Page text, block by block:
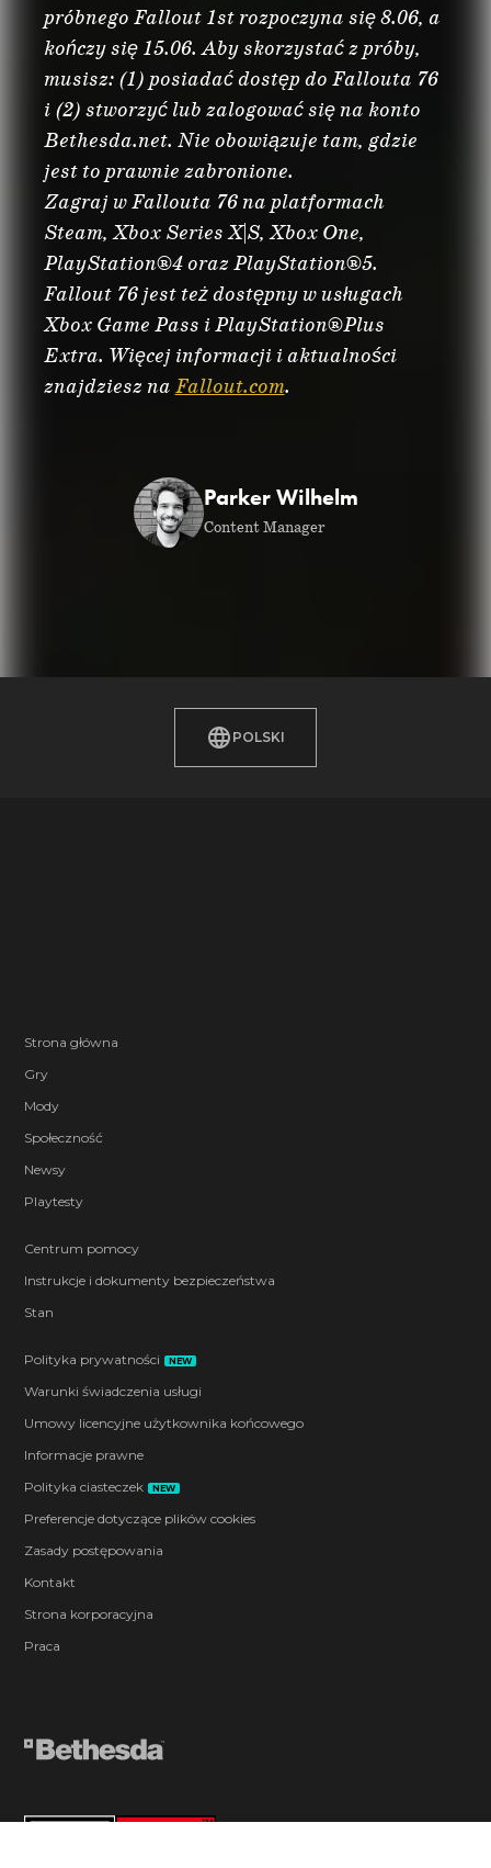
próbnego Fallout 1st rozpoczyna się 8.06, a
kończy się 15.06. Aby skorzystać z próby,
musisz: (1) posiadać dostęp do Fallouta 76
i (2) stworzyć lub zalogować się na konto
Bethesda.net. Nie obowiązuje tam, gdzie
jest to prawnie zabronione.
Zagraj w Fallouta 76 na platformach
Steam, Xbox Series X|S, Xbox One,
PlayStation®4 oraz PlayStation®5.
Fallout 76 jest też dostępny w usługach
Xbox Game Pass i PlayStation®Plus
Extra. Więcej informacji i aktualności
znajdziesz naFallout.com.
Parker Wilhelm
Content Manager
POLSKI
Strona główna
Gry
Mody
Społeczność
Newsy
Playtesty
Centrum pomocy
Instrukcje i dokumenty bezpieczeństwa
Stan
Polityka prywatności NEW
Warunki świadczenia usługi
Umowy licencyjne użytkownika końcowego
Informacje prawne
Polityka ciasteczek
NEW
Preferencje dotyczące plików cookies
Zasady postępowania
Kontakt
Strona korporacyjna
Praca